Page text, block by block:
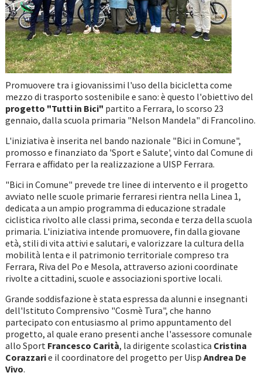
Promuovere tra i giovanissimi l'uso della bicicletta come
mezzo di trasporto sostenibile e sano: è questo l'obiettivo del
progetto "Tutti in Bici" partito a Ferrara, lo scorso 23
gennaio, dalla scuola primaria "Nelson Mandela" di Francolino.
L'iniziativa è inserita nel bando nazionale "Bici in Comune",
promosso e finanziato da 'Sport e Salute', vinto dal Comune di
Ferrara e affidato per la realizzazione a UISP Ferrara.
"Bici in Comune" prevede tre linee di intervento e il progetto
avviato nelle scuole primarie ferraresi rientra nella Linea 1,
dedicata a un ampio programma di educazione stradale
ciclistica rivolto alle classi prima, seconda e terza della scuola
primaria. L'iniziativa intende promuovere, fin dalla giovane
età, stili di vita attivi e salutari, e valorizzare la cultura della
mobilità lenta e il patrimonio territoriale compreso tra
Ferrara, Riva del Po e Mesola, attraverso azioni coordinate
rivolte a cittadini, scuole e associazioni sportive locali.
Grande soddisfazione è stata espressa da alunni e insegnanti
dell'Istituto Comprensivo "Cosmè Tura", che hanno
partecipato con entusiasmo al primo appuntamento del
progetto, al quale erano presenti anche l'assessore comunale
allo Sport Francesco Carità, la dirigente scolastica Cristina
Corazzarie il coordinatore del progetto per Uisp Andrea De
Vivo.